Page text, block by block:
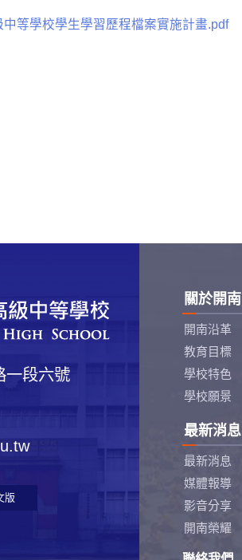
等學校學生學習歷程檔案實施計畫.pdf
一段六號
版
關於開南
開南沿革
教育目標
學校特色
學校願景
最新消息
最新消息
媒體報導
影音分享
開南榮耀